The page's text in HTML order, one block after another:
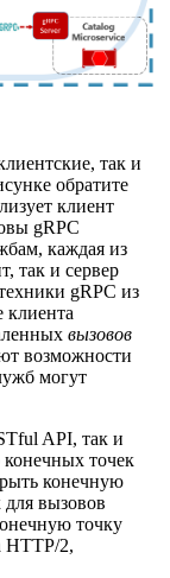
так и
обратите
клиент
gRPC
каждая из
так и сервер
gRPC из
клиента
вызовов
возможности
могут
API, так и
конечных точек
конечную
вызовов
точку
HTTP/2,